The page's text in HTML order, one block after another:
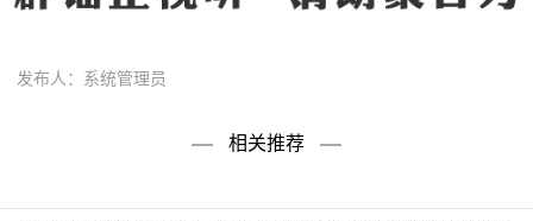
发布人：系统管理员
相关推荐